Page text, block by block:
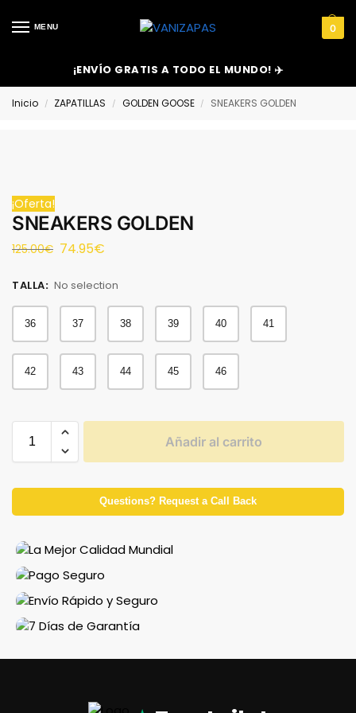
MENU 0
¡ENVÍO GRATIS A TODO EL MUNDO! ✈️
Inicio / ZAPATILLAS / GOLDEN GOOSE / SNEAKERS GOLDEN
¡Oferta!
SNEAKERS GOLDEN
125.00€ 74.95€
TALLA: No selection
36 37 38 39 40 41
42 43 44 45 46
Añadir al carrito
Questions? Request a Call Back